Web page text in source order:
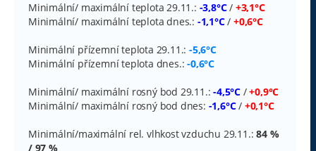
Minimální/ maximální teplota 29.11.: -3,8°C/ +3,1°C
Minimální/ maximální teplota dnes.: -1,1°C/+0,6°C
Minimální přízemní teplota 29.11.: -5,6°C
Minimální přízemní teplota dnes.:-0,6°C
Minimální/ maximální rosný bod 29.11.:-4,5°C /+0,9°C
Minimální/ maximální rosný bod dnes: -1,6°C/ +0,1°C
Minimální/maximální rel. vlhkost vzduchu 29.11.:84 %
/ 97 %